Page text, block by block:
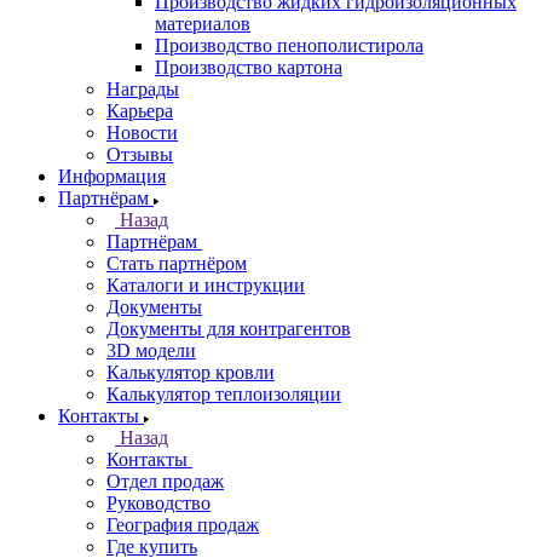
материалов
Производство пенополистирола
Производство картона
Награды
Карьера
Новости
Отзывы
Информация
Партнёрам
Назад
Партнёрам
Стать партнёром
Каталоги и инструкции
Документы
Документы для контрагентов
3D модели
Калькулятор кровли
Калькулятор теплоизоляции
Контакты
Назад
Контакты
Отдел продаж
Руководство
География продаж
Где купить